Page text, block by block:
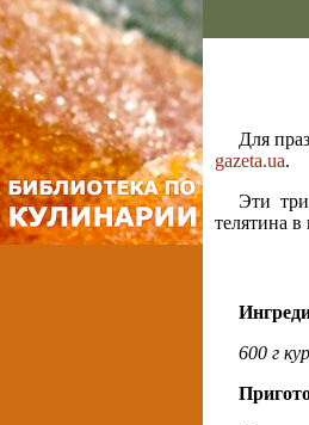
Для
gazeta.ua.
Эти
телятина
600 г